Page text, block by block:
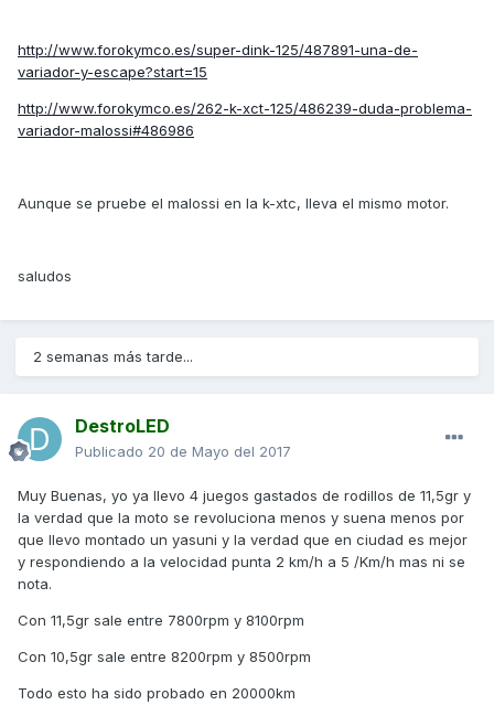
http://www.forokymco.es/super-dink-125/487891-una-de-
variador-y-escape?start=15
http://www.forokymco.es/262-k-xct-125/486239-duda-problema-
variador-malossi#486986
Aunque se pruebe el malossi en la k-xtc, lleva el mismo motor.
saludos
2 semanas más tarde...
DestroLED
Publicado 20 de Mayo del 2017
Muy Buenas, yo ya llevo 4 juegos gastados de rodillos de 11,5gr y
la verdad que la moto se revoluciona menos y suena menos por
que llevo montado un yasuni y la verdad que en ciudad es mejor
y respondiendo a la velocidad punta 2 km/h a 5 /Km/h mas ni se
nota.
Con 11,5gr sale entre 7800rpm y 8100rpm
Con 10,5gr sale entre 8200rpm y 8500rpm
Todo esto ha sido probado en 20000km